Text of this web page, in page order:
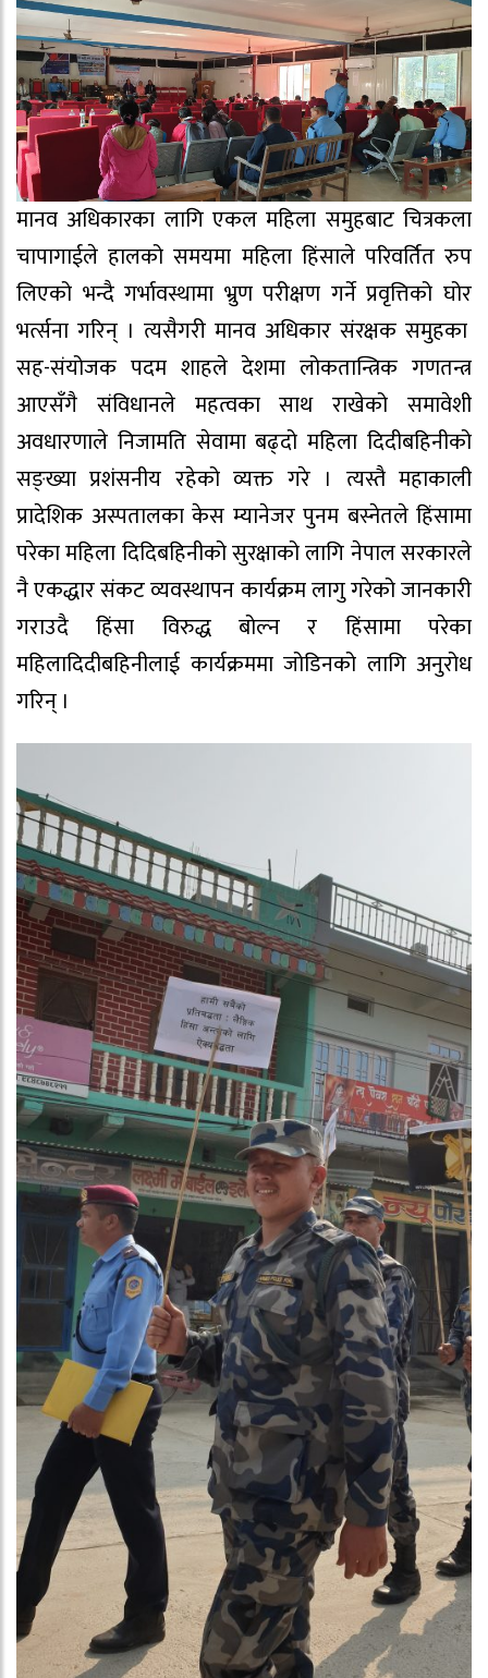
मानव अधिकारका लागि एकल महिला समुहबाट चित्रकला
चापागाईले हालको समयमा महिला हिंसाले परिवर्तित रुप
लिएको भन्दै गर्भावस्थामा भ्रुण परीक्षण गर्ने प्रवृत्तिको घोर
भर्त्सना गरिन् । त्यसैगरी मानव अधिकार संरक्षक समुहका
सह-संयोजक पदम शाहले देशमा लोकतान्त्रिक गणतन्त्र
आएसँगै संविधानले महत्वका साथ राखेको समावेशी
अवधारणाले निजामति सेवामा बढ्दो महिला दिदीबहिनीको
सङ्ख्या प्रशंसनीय रहेको व्यक्त गरे । त्यस्तै महाकाली
प्रादेशिक अस्पतालका केस म्यानेजर पुनम बस्नेतले हिंसामा
परेका महिला दिदिबहिनीको सुरक्षाको लागि नेपाल सरकारले
नै एकद्धार संकट व्यवस्थापन कार्यक्रम लागु गरेको जानकारी
गराउदै हिंसा विरुद्ध बोल्न र हिंसामा परेका
महिलादिदीबहिनीलाई कार्यक्रममा जोडिनको लागि अनुरोध
गरिन् ।